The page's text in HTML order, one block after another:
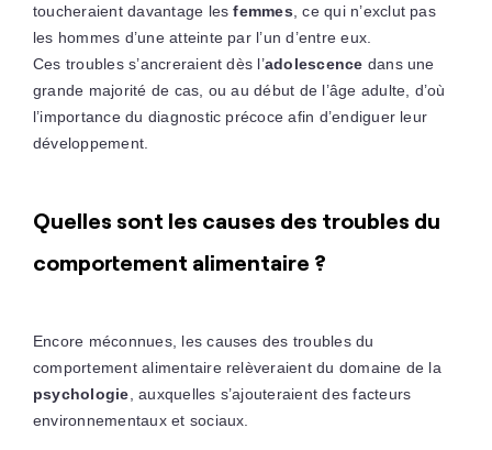
toucheraient davantage lesfemmes , ce qui n’exclut pas
les hommes d’une atteinte par l’un d’entre eux.
Ces troubles s’ancreraient dès l’adolescence dans une
grande majorité de cas, ou au début de l’âge adulte, d’où
l’importance du diagnostic précoce afin d’endiguer leur
développement.
Quelles sont les causes des troubles du
comportement alimentaire ?
Encore méconnues, les causes des troubles du
comportement alimentaire relèveraient du domaine de la
psychologie , auxquelles s’ajouteraient des facteurs
environnementaux et sociaux.